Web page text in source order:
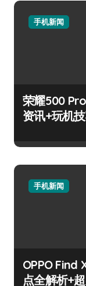
手机新闻
荣耀500
资讯+玩机
手机新闻
OPPO Find
点全解析+